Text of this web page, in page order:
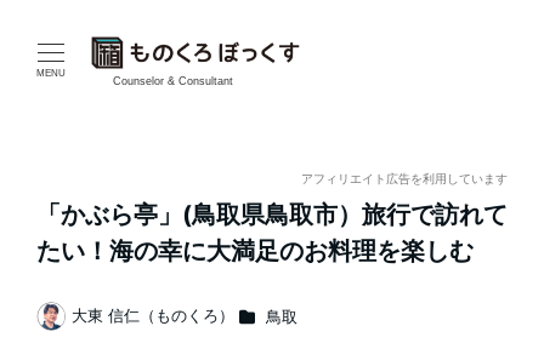
MENU
Counselor & Consultant
アフィリエイト広告を利用しています
「かぶら亭」(鳥取県鳥取市）旅行で訪れて
たい！海の幸に大満足のお料理を楽しむ
著
大東 信仁（ものくろ） カテゴリー
鳥取